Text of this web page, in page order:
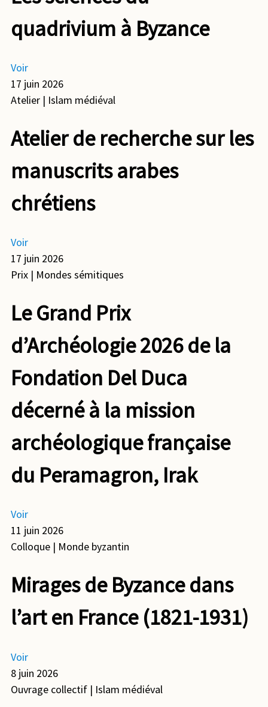
quadrivium à Byzance
Voir
17 juin 2026
Atelier | Islam médiéval
Atelier de recherche sur les
manuscrits arabes
chrétiens
Voir
17 juin 2026
Prix | Mondes sémitiques
Le Grand Prix
d’Archéologie 2026 de la
Fondation Del Duca
décerné à la mission
archéologique française
du Peramagron, Irak
Voir
11 juin 2026
Colloque | Monde byzantin
Mirages de Byzance dans
l’art en France (1821-1931)
Voir
8 juin 2026
Ouvrage collectif | Islam médiéval